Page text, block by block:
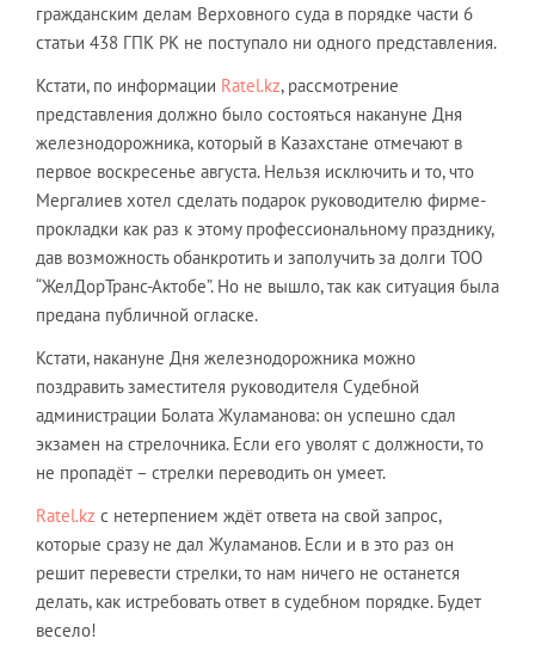
гражданским делам Верховного суда в порядке части 6
статьи 438 ГПК РК не поступало ни одного представления.
Кстати, по информации Ratel.kz, рассмотрение
представления должно было состояться накануне Дня
железнодорожника, который в Казахстане отмечают в
первое воскресенье августа. Нельзя исключить и то, что
Мергалиев хотел сделать подарок руководителю фирме-
прокладки как раз к этому профессиональному празднику,
дав возможность обанкротить и заполучить за долги ТОО
“ЖелДорТранс-Актобе”. Но не вышло, так как ситуация была
предана публичной огласке.
Кстати, накануне Дня железнодорожника можно
поздравить заместителя руководителя Судебной
администрации Болата Жуламанова: он успешно сдал
экзамен на стрелочника. Если его уволят с должности, то
не пропадёт – стрелки переводить он умеет.
Ratel.kz с нетерпением ждёт ответа на свой запрос,
которые сразу не дал Жуламанов. Если и в это раз он
решит перевести стрелки, то нам ничего не останется
делать, как истребовать ответ в судебном порядке. Будет
весело!